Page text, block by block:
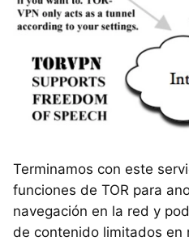
Terminamos con este
funciones de TOR para
navegación en la red y
de contenido limitados en